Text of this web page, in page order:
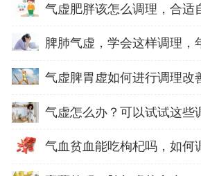
脾肺气虚，学会这样调理，
气虚怎么办？可以试试这些
气血贫血能吃枸杞吗，如何